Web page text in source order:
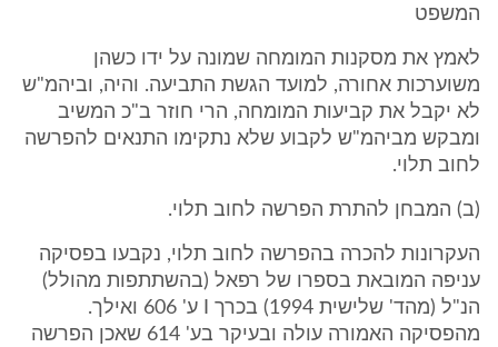
המשפט
לאמץ את מסקנות המומחה שמונה על ידו כשהן
משוערכות אחורה, למועד הגשת התביעה. והיה, וביהמ"ש
לא יקבל את קביעות המומחה, הרי חוזר ב"כ המשיב
ומבקש מביהמ"ש לקבוע שלא נתקימו התנאים להפרשה
לחוב תלוי.
(ב) המבחן להתרת הפרשה לחוב תלוי.
העקרונות להכרה בהפרשה לחוב תלוי, נקבעו בפסיקה
עניפה המובאת בספרו של רפאל (בהשתתפות מהולל)
הנ"ל (מהד' שלישית 1994) בכרך I ע' 606 ואילך.
מהפסיקה האמורה עולה ובעיקר בע' 614 שאכן הפרשה